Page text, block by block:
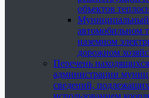
объектов
Муниципальный
автомобильном
наземном
дорожном
Перечень
администрации
сведений,
использованием